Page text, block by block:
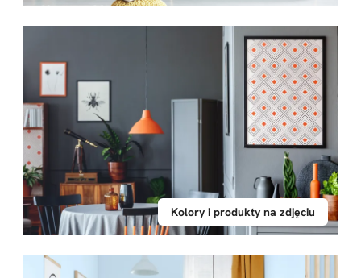
Kolory i produkty na zdjęciu